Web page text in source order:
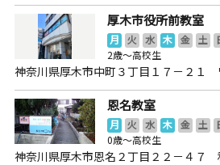
厚木市役所前教室
月 火 水 木 金 土
2歳～高校生
神奈川県厚木市中町３丁目１７－２１
恩名教室
月 火 水 木 金 土
0歳～高校生
神奈川県厚木市恩名２丁目２２－４７